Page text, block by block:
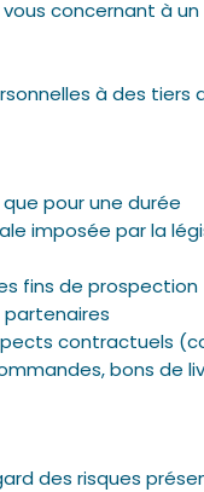
concernant à un
à des tiers
pour une durée
imposée par la
fins de prospection
contractuels
bons de
des risques